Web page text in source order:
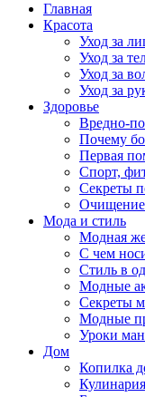
Главная
Красота
Уход за
Уход за
Уход за
Уход за
Здоровье
Вредно-
Почему
Первая
Спорт,
Секреты
Очищение
Мода и стиль
Модная
С чем
Стиль в
Модные
Секреты
Модные
Уроки
Дом
Копилка